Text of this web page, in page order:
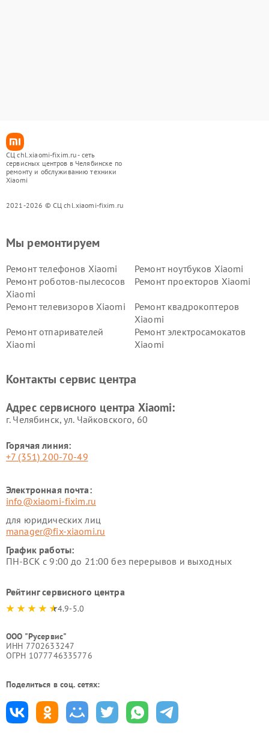
СЦ chl.xiaomi-fixim.ru - сеть
сервисных центров в Челябинске по
ремонту и обслуживанию техники
Xiaomi
2021-2026 © СЦ chl.xiaomi-fixim.ru
Мы ремонтируем
Ремонт телефонов Xiaomi
Ремонт ноутбуков Xiaomi
Ремонт роботов-пылесосов
Xiaomi
Ремонт проекторов Xiaomi
Ремонт телевизоров Xiaomi
Ремонт квадрокоптеров
Xiaomi
Ремонт отпаривателей
Xiaomi
Ремонт электросамокатов
Xiaomi
Ремонт стиральных машин
Ремонт смарт-часов Xiaomi
Контакты сервис центра
Адрес сервисного центра Xiaomi:
г. Челябинск, ул. Чайковского, 60
Горячая линия:
+7 (351) 200-70-49
Электронная почта:
info@xiaomi-fixim.ru
для юридических лиц
manager@fix-xiaomi.ru
График работы:
ПН-ВСК с 9:00 до 21:00 без перерывов и выходных
Рейтинг сервисного центра
4.9-5.0
ООО "Русервис"
ИНН 7702633247
ОГРН 1077746335776
Поделиться в соц. сетях: